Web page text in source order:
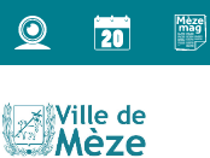
Passer
au
contenu